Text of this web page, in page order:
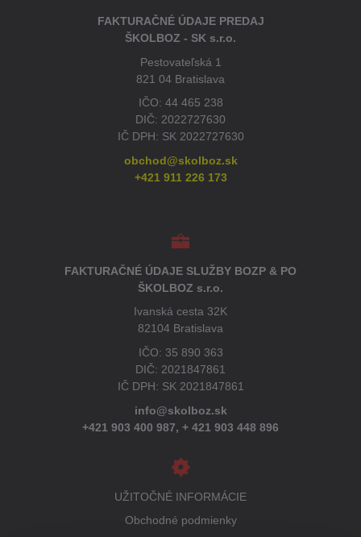
FAKTURAČNÉ ÚDAJE PREDAJ
ŠKOLBOZ - SK s.r.o.
Pestovateľská 1
821 04 Bratislava
IČO: 44 465 238
DIČ: 2022727630
IČ DPH: SK 2022727630
obchod@skolboz.sk
+421 911 226 173
FAKTURAČNÉ ÚDAJE SLUŽBY BOZP & PO
ŠKOLBOZ s.r.o.
Ivanská cesta 32K
82104 Bratislava
IČO: 35 890 363
DIČ: 2021847861
IČ DPH: SK 2021847861
info@skolboz.sk
+421 903 400 987, + 421 903 448 896
UŽITOČNÉ INFORMÁCIE
Obchodné podmienky